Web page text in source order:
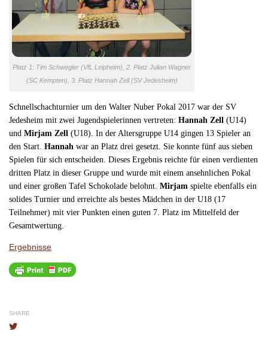
Platz 1: Tim Schwegler (VfL Leipheim), 2. Platz Julian Wagner
(SC Kempten), 3. Platz Hannah Zell (SV Jedesheim)
Schnellschachturnier um den Walter Nuber Pokal 2017 war der SV
Jedesheim mit zwei Jugendspielerinnen vertreten: Hannah Zell (U14)
und Mirjam Zell (U18). In derAltersgruppe U14 gingen 13 Spieler an
den Start. Hannah war an Platz drei gesetzt. Sie konnte fünf aus sieben
Spielen für sich entscheiden. Dieses Ergebnis reichte für einen verdienten
dritten Platz in dieser Gruppe und wurde mit einem ansehnlichen Pokal
und einer großen Tafel Schokolade belohnt. Mirjam spielte ebenfalls ein
solides Turnier und erreichte als bestes Mädchen in der U18 (17
Teilnehmer) mit vier Punkten einen guten 7. Platz im Mittelfeld der
Gesamtwertung.
Ergebnisse
SHARE